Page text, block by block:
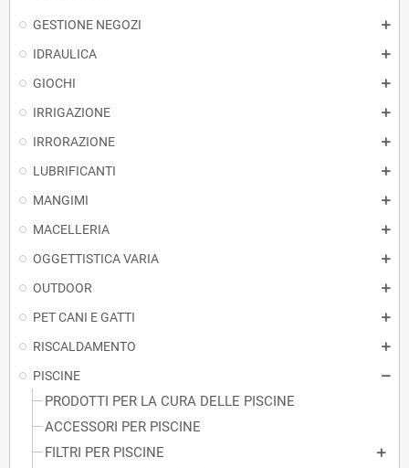
GESTIONE NEGOZI
IDRAULICA
GIOCHI
IRRIGAZIONE
IRRORAZIONE
LUBRIFICANTI
MANGIMI
MACELLERIA
OGGETTISTICA VARIA
OUTDOOR
PET CANI E GATTI
RISCALDAMENTO
PISCINE
PRODOTTI PER LA CURA DELLE PISCINE
ACCESSORI PER PISCINE
FILTRI PER PISCINE